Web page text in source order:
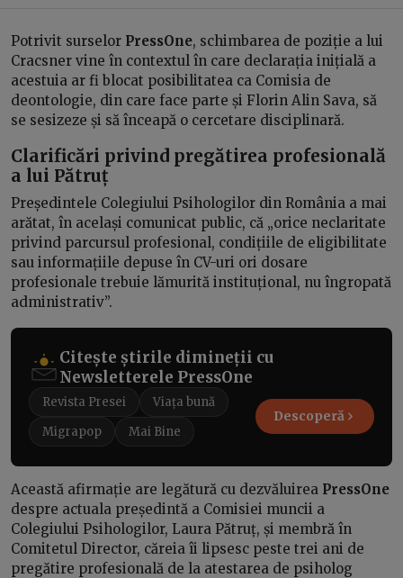
Potrivit surselor PressOne, schimbarea de poziție a lui
Cracsner vine în contextul în care declarația inițială a
acestuia ar fi blocat posibilitatea ca Comisia de
deontologie, din care face parte și Florin Alin Sava, să
se sesizeze și să înceapă o cercetare disciplinară.
Clarificări privind pregătirea profesională
a lui Pătruț
Președintele Colegiului Psihologilor din România a mai
arătat, în același comunicat public, că „orice neclaritate
privind parcursul profesional, condițiile de eligibilitate
sau informațiile depuse în CV-uri ori dosare
profesionale trebuie lămurită instituțional, nu îngropată
administrativ”.
Citește știrile dimineții cu
Newsletterele PressOne
Revista Presei
Viața bună
Migrapop
Mai Bine
Descoperă
Această afirmație are legătură cu dezvăluirea PressOne
despre actuala președintă a Comisiei muncii a
Colegiului Psihologilor, Laura Pătruț, și membră în
Comitetul Director, căreia îi lipsesc peste trei ani de
pregătire profesională de la atestarea de psiholog